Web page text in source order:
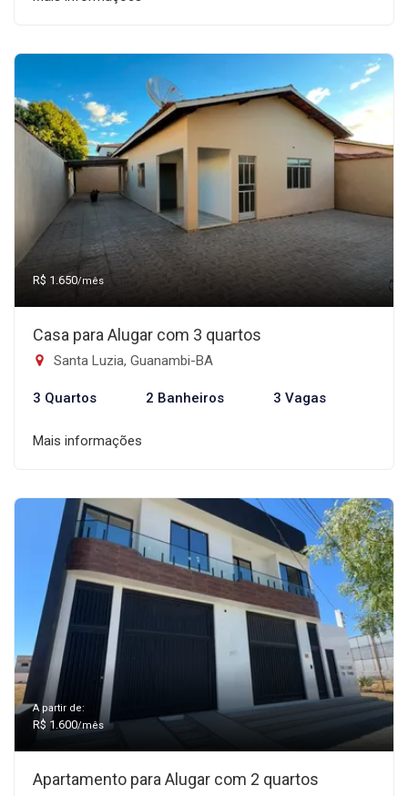
R$ 1.650/mês
Casa para Alugar com 3 quartos
Santa Luzia, Guanambi-BA
3 Quartos 2 Banheiros 3 Vagas
Mais informações
A partir de:
R$ 1.600/mês
Apartamento para Alugar com 2 quartos